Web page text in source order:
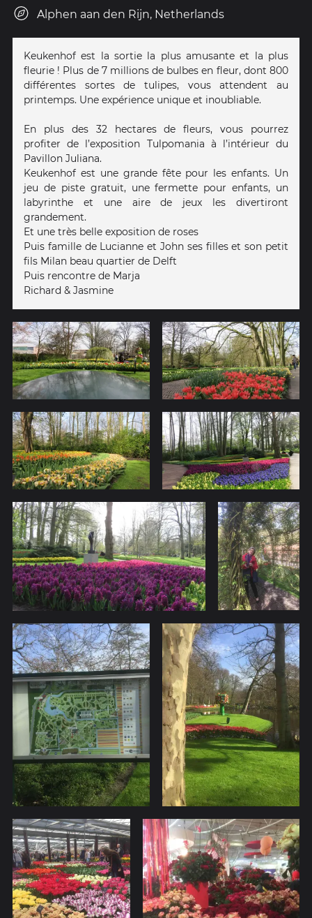
Alphen aan den Rijn, Netherlands
Keukenhof est la sortie la plus amusante et la plus
fleurie ! Plus de 7 millions de bulbes en fleur, dont 800
différentes sortes de tulipes, vous attendent au
printemps. Une expérience unique et inoubliable.
En plus des 32 hectares de fleurs, vous pourrez
profiter de l’exposition Tulpomania à l’intérieur du
Pavillon Juliana.
Keukenhof est une grande fête pour les enfants. Un
jeu de piste gratuit, une fermette pour enfants, un
labyrinthe et une aire de jeux les divertiront
grandement.
Et une très belle exposition de roses
Puis famille de Lucianne et John ses filles et son petit
fils Milan beau quartier de Delft
Puis rencontre de Marja
Richard & Jasmine